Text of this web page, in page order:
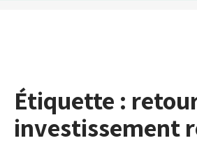
Étiquette :
investissement